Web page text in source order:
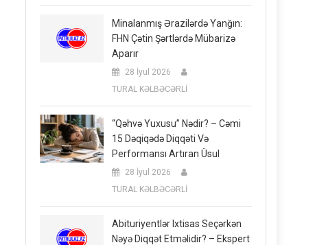
Minalanmış Ərazilərdə Yanğın:
FHN Çətin Şərtlərdə Mübarizə
Aparır
28 İyul 2026
TURAL KƏLBƏCƏRLİ
“Qəhvə Yuxusu” Nədir? – Cəmi
15 Dəqiqədə Diqqəti Və
Performansı Artıran Üsul
28 İyul 2026
TURAL KƏLBƏCƏRLİ
Abituriyentlər Ixtisas Seçərkən
Nəyə Diqqət Etməlidir? – Ekspert